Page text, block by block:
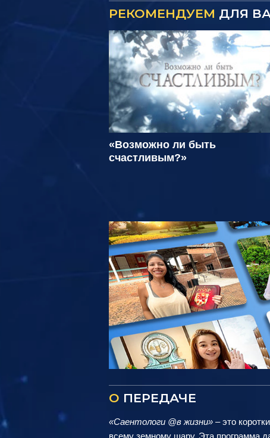
РЕКОМЕНДУЕМ ДЛЯ
«Возможно ли быть
счастливым?»
О ПЕРЕДАЧЕ
«Саентологи @в жизни» – это